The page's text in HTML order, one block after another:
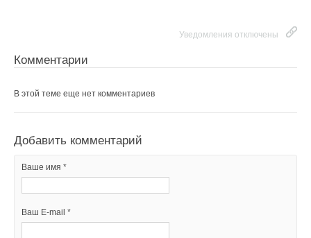
Уведомления отключены
Комментарии
В этой теме еще нет комментариев
Добавить комментарий
Ваше имя *
Ваш E-mail *
Ваше имя *
Ваш E-mail *
Текст комментария